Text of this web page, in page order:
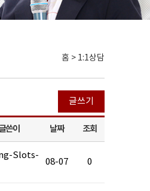
홈 > 1:1상담
글쓰기
글쓴이 날짜 조회
Slots-
08-07 0